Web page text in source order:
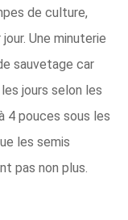
de culture,
Une minuterie
sauvetage car
jours selon les
4 pouces sous les
les semis
pas non plus.